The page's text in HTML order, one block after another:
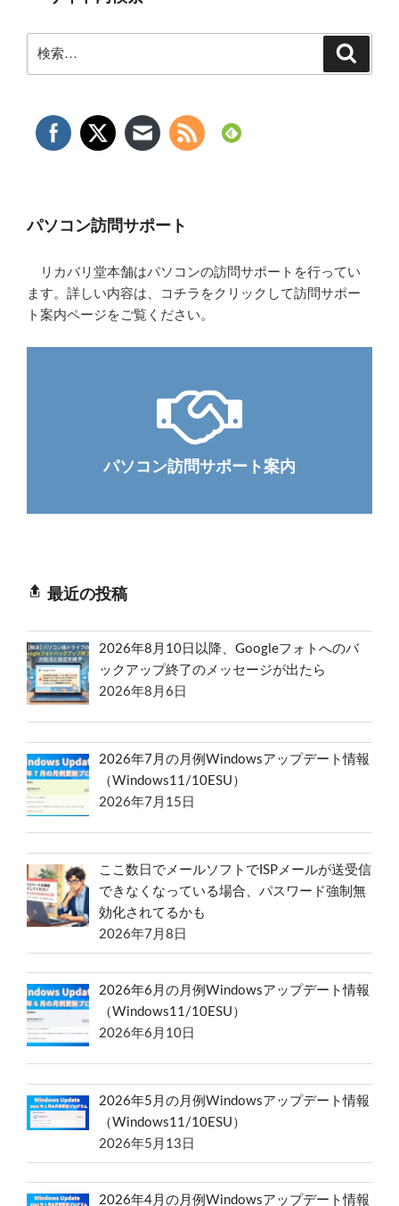
索:
パソコン訪問サポート
リカバリ堂本舗はパソコンの訪問サポートを行ってい
ます。詳しい内容は、コチラをクリックして訪問サポー
ト案内ページをご覧ください。
パソコン訪問サポート案内
最近の投稿
2026年8月10日以降、Googleフォトへのバ
ックアップ終了のメッセージが出たら
2026年8月6日
2026年7月の月例Windowsアップデート情報
（Windows11/10ESU）
2026年7月15日
ここ数日でメールソフトでISPメールが送受信
できなくなっている場合、パスワード強制無
効化されてるかも
2026年7月8日
2026年6月の月例Windowsアップデート情報
（Windows11/10ESU）
2026年6月10日
2026年5月の月例Windowsアップデート情報
（Windows11/10ESU）
2026年5月13日
2026年4月の月例Windowsアップデート情報